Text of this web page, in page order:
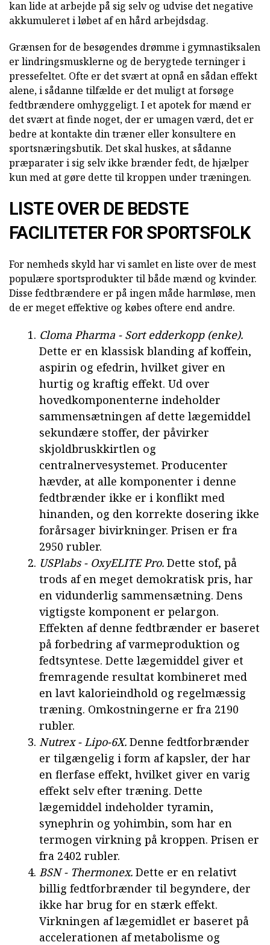
kan lide at arbejde på sig selv og udvise det negative
akkumuleret i løbet af en hård arbejdsdag.
Grænsen for de besøgendes drømme i gymnastiksalen
er lindringsmusklerne og de berygtede terninger i
pressefeltet. Ofte er det svært at opnå en sådan effekt
alene, i sådanne tilfælde er det muligt at forsøge
fedtbrændere omhyggeligt. I et apotek for mænd er
det svært at finde noget, der er umagen værd, det er
bedre at kontakte din træner eller konsultere en
sportsnæringsbutik. Det skal huskes, at sådanne
præparater i sig selv ikke brænder fedt, de hjælper
kun med at gøre dette til kroppen under træningen.
LISTE OVER DE BEDSTE
FACILITETER FOR SPORTSFOLK
For nemheds skyld har vi samlet en liste over de mest
populære sportsprodukter til både mænd og kvinder.
Disse fedtbrændere er på ingen måde harmløse, men
de er meget effektive og købes oftere end andre.
Cloma Pharma - Sort edderkopp (enke).
Dette er en klassisk blanding af koffein,
aspirin og efedrin, hvilket giver en
hurtig og kraftig effekt. Ud over
hovedkomponenterne indeholder
sammensætningen af dette lægemiddel
sekundære stoffer, der påvirker
skjoldbruskkirtlen og
centralnervesystemet. Producenter
hævder, at alle komponenter i denne
fedtbrænder ikke er i konflikt med
hinanden, og den korrekte dosering ikke
forårsager bivirkninger. Prisen er fra
2950 rubler.
USPlabs - OxyELITE Pro. Dette stof, på
trods af en meget demokratisk pris, har
en vidunderlig sammensætning. Dens
vigtigste komponent er pelargon.
Effekten af denne fedtbrænder er baseret
på forbedring af varmeproduktion og
fedtsyntese. Dette lægemiddel giver et
fremragende resultat kombineret med
en lavt kalorieindhold og regelmæssig
træning. Omkostningerne er fra 2190
rubler.
Nutrex - Lipo-6X. Denne fedtforbrænder
er tilgængelig i form af kapsler, der har
en flerfase effekt, hvilket giver en varig
effekt selv efter træning. Dette
lægemiddel indeholder tyramin,
synephrin og yohimbin, som har en
termogen virkning på kroppen. Prisen er
fra 2402 rubler.
BSN - Thermonex. Dette er en relativt
billig fedtforbrænder til begyndere, der
ikke har brug for en stærk effekt.
Virkningen af lægemidlet er baseret på
accelerationen af metabolisme og